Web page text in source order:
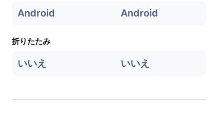
Android Android
折りたたみ
いいえ いいえ